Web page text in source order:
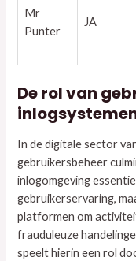
Mr
Punter
JA
De rol van
In de digitale sector
gebruikersbeheer
inlogomgeving
gebruikerservaring,
platformen om
frauduleuze
speelt hierin een rol